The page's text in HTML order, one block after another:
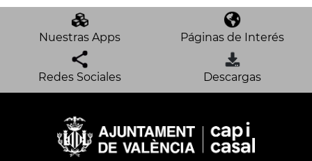
Nuestras Apps Páginas de Interés
Redes Sociales Descargas